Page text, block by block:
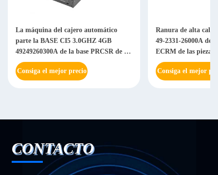
La máquina del cajero automático
parte la BASE CI5 3.0GHZ 4GB
49249260300A de la base PRCSR de la
PC de Diebold
Consiga el mejor precio
Ranura de alta
49-2331-26000A del
ECRM de las piezas
automático
Consiga el mejor
CONTACTO